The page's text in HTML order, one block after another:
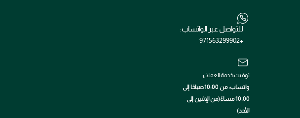
للتواصل عبر الواتساب:
+971563299902
توقيت خدمة العملاء:
واتساب: من 10:00 صباحًا إلى
10:00 مساءً(من الإثنين إلى
الأحد)